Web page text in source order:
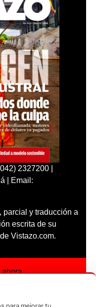
2327200 |
| Email:
parcial y traducción a
escrita de su
Vistazo.com.
ahora